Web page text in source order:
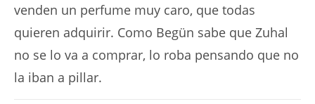
venden un perfume muy caro, que todas
quieren adquirir. Como Begün sabe que Zuhal
no se lo va a comprar, lo roba pensando que no
la iban a pillar.